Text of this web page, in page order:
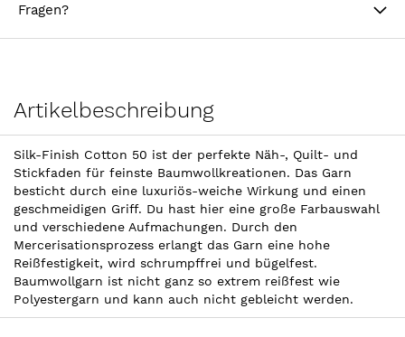
Fragen?
Artikelbeschreibung
Silk-Finish Cotton 50 ist der perfekte Näh-, Quilt- und
Stickfaden für feinste Baumwollkreationen. Das Garn
besticht durch eine luxuriös-weiche Wirkung und einen
geschmeidigen Griff. Du hast hier eine große Farbauswahl
und verschiedene Aufmachungen. Durch den
Mercerisationsprozess erlangt das Garn eine hohe
Reißfestigkeit, wird schrumpffrei und bügelfest.
Baumwollgarn ist nicht ganz so extrem reißfest wie
Polyestergarn und kann auch nicht gebleicht werden.